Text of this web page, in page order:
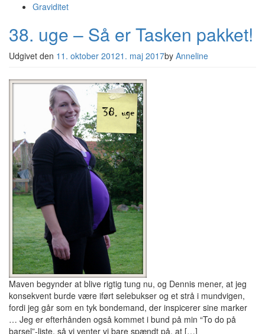
Graviditet
38. uge – Så er Tasken pakket!
Udgivet den 11. oktober 20121. maj 2017by Anneline
Maven begynder at blive rigtig tung nu, og Dennis mener, at jeg
konsekvent burde være iført selebukser og et strå i mundvigen,
fordi jeg går som en tyk bondemand, der inspicerer sine marker
… Jeg er efterhånden også kommet i bund på min “To do på
barsel”-liste, så vi venter vi bare spændt på, at […]